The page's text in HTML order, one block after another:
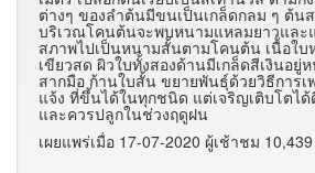
ต่างๆ ของลำต้นมีขนเป็นเกล็ดกลม ๆ ต้น
บริเวณโคนต้นจะพบหนามแหลมยาวและ
สภาพไปเป็นหนามสั้นตามโคนต้น เนื้อใบ
เขียวสด ผิวใบทั้งสองด้านมีเกล็ดสีเงินอ
สากมือ ก้านใบสั้น ขยายพันธุ์ด้วยวิธีการเ
แจ้ง ที่ขึ้นได้ในทุกชนิด แต่เจริญเติบโตไ
และควรปลูกในช่วงฤดูฝน
เผยแพร่เมื่อ 17-07-2020 ผู้เช้าชม 10,439